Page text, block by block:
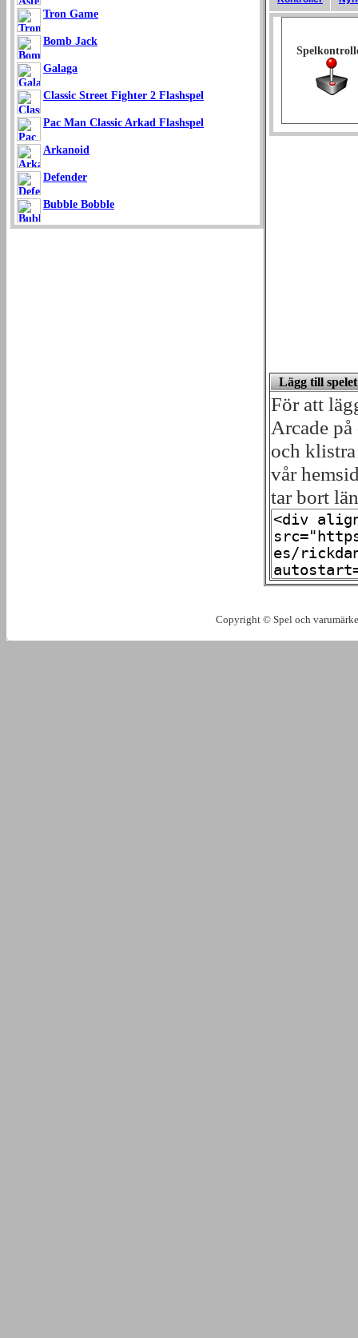
Tron Game
Bomb Jack
Galaga
Classic Street Fighter 2 Flashspel
Pac Man Classic Arkad Flashspel
Arkanoid
Defender
Bubble Bobble
Lägg till
För att
Arcade
och
vår
tar bort
Copyright © Spel och